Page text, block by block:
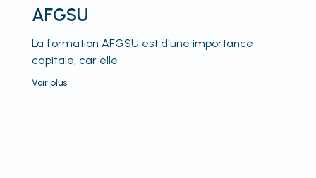
AFGSU
La formation AFGSU est d'une importance
capitale, car elle
Voir plus